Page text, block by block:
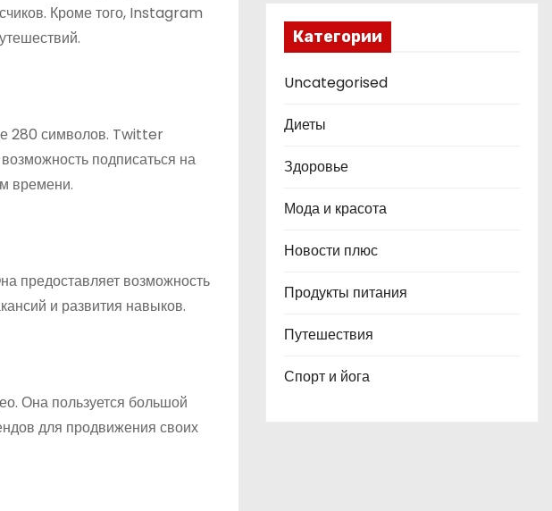
Кроме того, Instagram
280 символов. Twitter
подписаться на
времени.
предоставляет возможность
и развития навыков.
Она пользуется большой
для продвижения своих
Категории
Uncategorised
Диеты
Здоровье
Мода и красота
Новости плюс
Продукты питания
Путешествия
Спорт и йога